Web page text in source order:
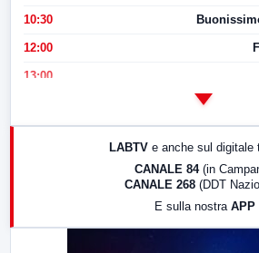
10:30
12:00
13:00
LABTV e anche sul digitale
CANALE 84 (in
CANALE 268 (DDT
E sulla nostra APP